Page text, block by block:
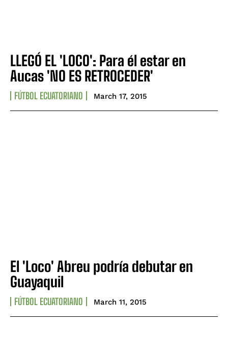
LLEGÓ EL 'LOCO': Para él estar en
Aucas 'NO ES RETROCEDER'
FÚTBOL ECUATORIANO March 17, 2015
El 'Loco' Abreu podría debutar en
Guayaquil
FÚTBOL ECUATORIANO March 11, 2015